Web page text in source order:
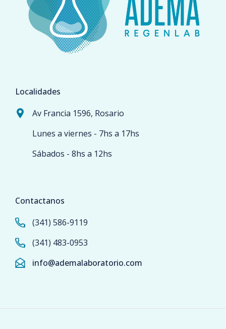
Localidades
Av Francia 1596, Rosario
Lunes a viernes - 7hs a 17hs
Sábados - 8hs a 12hs
Contactanos
(341) 586-9119
(341) 483-0953
info@ademalaboratorio.com